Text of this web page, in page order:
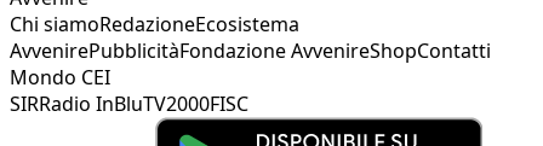
Chi siamoRedazioneEcosistema
AvvenirePubblicitàFondazione AvvenireShopContatti
Mondo CEI
SIRRadio InBluTV2000FISC